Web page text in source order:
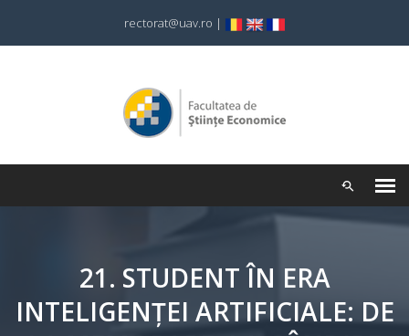
rectorat@uav.ro |
21. STUDENT ÎN ERA
INTELIGENȚEI ARTIFICIALE: DE